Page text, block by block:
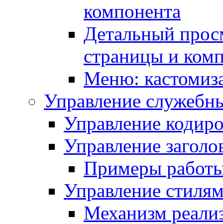
компонента
Детальный
страницы и
Меню:
Управление
Управление
Управление
Примеры
Управление
Механизм